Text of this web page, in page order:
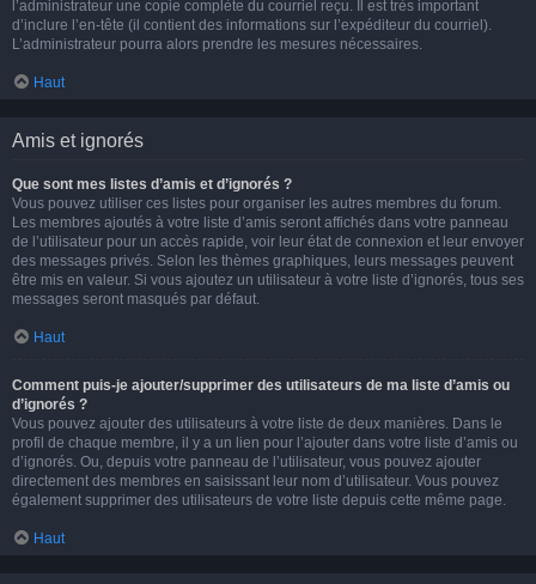
l’administrateur une copie complète du courriel reçu. Il est très important
d’inclure l’en-tête (il contient des informations sur l’expéditeur du courriel).
L’administrateur pourra alors prendre les mesures nécessaires.
Haut
Amis et ignorés
Que sont mes listes d’amis et d’ignorés ?
Vous pouvez utiliser ces listes pour organiser les autres membres du forum.
Les membres ajoutés à votre liste d’amis seront affichés dans votre panneau
de l’utilisateur pour un accès rapide, voir leur état de connexion et leur envoyer
des messages privés. Selon les thèmes graphiques, leurs messages peuvent
être mis en valeur. Si vous ajoutez un utilisateur à votre liste d’ignorés, tous ses
messages seront masqués par défaut.
Haut
Comment puis-je ajouter/supprimer des utilisateurs de ma liste d’amis ou
d’ignorés ?
Vous pouvez ajouter des utilisateurs à votre liste de deux manières. Dans le
profil de chaque membre, il y a un lien pour l’ajouter dans votre liste d’amis ou
d’ignorés. Ou, depuis votre panneau de l’utilisateur, vous pouvez ajouter
directement des membres en saisissant leur nom d’utilisateur. Vous pouvez
également supprimer des utilisateurs de votre liste depuis cette même page.
Haut